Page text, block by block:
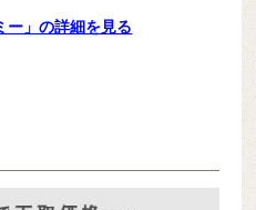
ー」の詳細を見る